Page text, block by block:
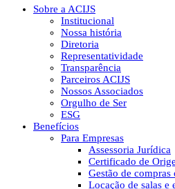
Sobre a ACIJS
Institucional
Nossa história
Diretoria
Representatividade
Transparência
Parceiros ACIJS
Nossos Associados
Orgulho de Ser
ESG
Benefícios
Para Empresas
Assessoria Jurídica
Certificado de
Gestão de compras
Locação de salas